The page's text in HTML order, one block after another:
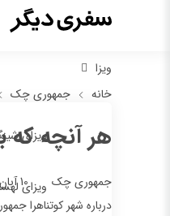
ویزا
ویزای
ویزای
خانه جمهوری چک
هر آنچه که
جمهوری چک 10 آبان 1401
درباره شهر کوتناهرا جمهوری